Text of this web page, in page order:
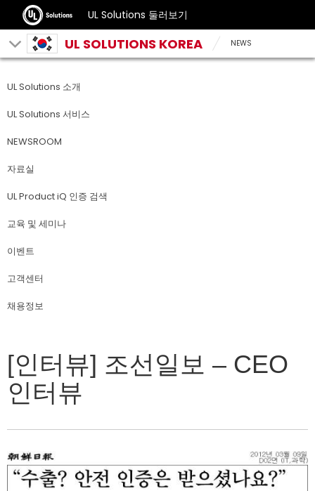
UL Solutions 둘러보기
UL SOLUTIONS KOREA NEWS
UL Solutions 소개
UL Solutions 서비스
NEWSROOM
자료실
UL Product iQ 인증 검색
교육 및 세미나
이벤트
고객센터
채용정보
[인터뷰] 조선일보 – CEO
인터뷰